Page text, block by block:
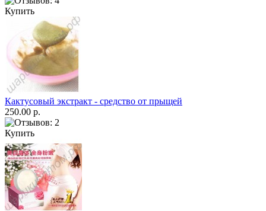
Купить
Кактусовый экстракт - средство от прыщей
250.00 р.
Купить